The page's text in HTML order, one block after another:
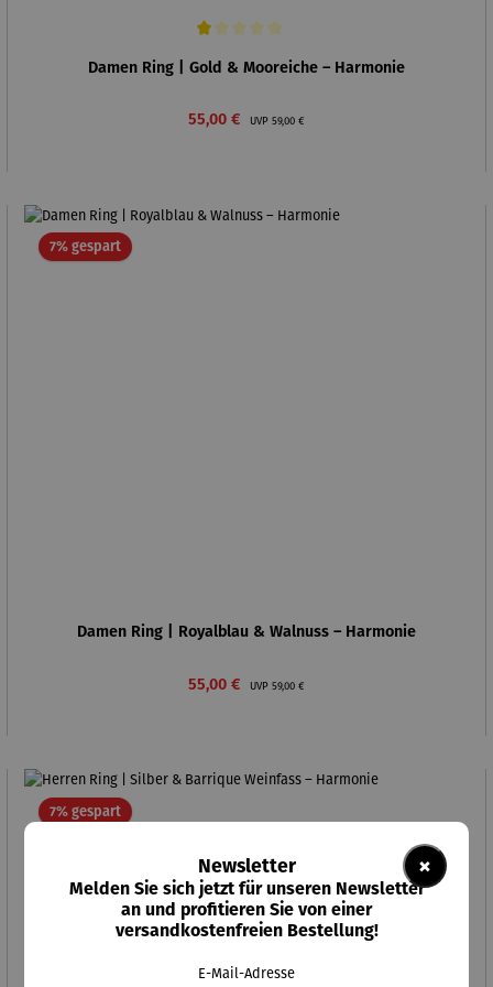
Damen Ring | Gold & Mooreiche – Harmonie
Verkaufspreis:
55,00 € UVP Regulärer Preis:
59,00 €
7% gespartRabatt
Damen Ring | Royalblau & Walnuss – Harmonie
Verkaufspreis:
55,00 € UVP Regulärer Preis:
59,00 €
7% gespartRabatt
×
Newsletter
Melden Sie sich jetzt für unseren Newsletter
an und profitieren Sie von einer
versandkostenfreien Bestellung!
E-Mail-Adresse